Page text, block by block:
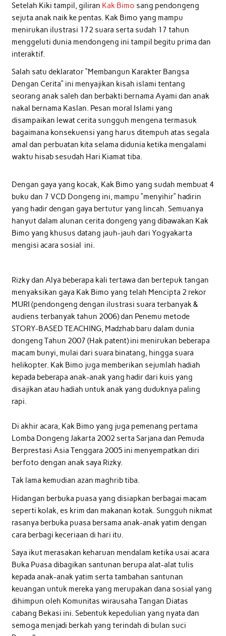
Setelah Kiki tampil, giliran Kak Bimo sang pendongeng
sejuta anak naik ke pentas. Kak Bimo yang mampu
menirukan ilustrasi 172 suara serta sudah 17 tahun
menggeluti dunia mendongeng ini tampil begitu prima dan
interaktif.
Salah satu deklarator “Membangun Karakter Bangsa
Dengan Cerita” ini menyajikan kisah islami tentang
seorang anak saleh dan berbakti bernama Ayami dan anak
nakal bernama Kaslan. Pesan moral Islami yang
disampaikan lewat cerita sungguh mengena termasuk
bagaimana konsekuensi yang harus ditempuh atas segala
amal dan perbuatan kita selama didunia ketika mengalami
waktu hisab sesudah Hari Kiamat tiba.
Dengan gaya yang kocak, Kak Bimo yang sudah membuat 4
buku dan 7 VCD Dongeng ini, mampu “menyihir” hadirin
yang hadir dengan gaya bertutur yang lincah. Semuanya
hanyut dalam alunan cerita dongeng yang dibawakan Kak
Bimo yang khusus datang jauh-jauh dari Yogyakarta
mengisi acara sosial ini.
Rizky dan Alya beberapa kali tertawa dan bertepuk tangan
menyaksikan gaya Kak Bimo yang telah Mencipta 2 rekor
MURI (pendongeng dengan ilustrasi suara terbanyak &
audiens terbanyak tahun 2006) dan Penemu metode
STORY-BASED TEACHING, Madzhab baru dalam dunia
dongeng Tahun 2007 (Hak patent) ini menirukan beberapa
macam bunyi, mulai dari suara binatang, hingga suara
helikopter. Kak Bimo juga memberikan sejumlah hadiah
kepada beberapa anak-anak yang hadir dari kuis yang
disajikan atau hadiah untuk anak yang duduknya paling
rapi.
Di akhir acara, Kak Bimo yang juga pemenang pertama
Lomba Dongeng Jakarta 2002 serta Sarjana dan Pemuda
Berprestasi Asia Tenggara 2005 ini menyempatkan diri
berfoto dengan anak saya Rizky.
Tak lama kemudian azan maghrib tiba.
Hidangan berbuka puasa yang disiapkan berbagai macam
seperti kolak, es krim dan makanan kotak. Sungguh nikmat
rasanya berbuka puasa bersama anak-anak yatim dengan
cara berbagi keceriaan di hari itu.
Saya ikut merasakan keharuan mendalam ketika usai acara
Buka Puasa dibagikan santunan berupa alat-alat tulis
kepada anak-anak yatim serta tambahan santunan
keuangan untuk mereka yang merupakan dana sosial yang
dihimpun oleh Komunitas wirausaha Tangan Diatas
cabang Bekasi ini. Sebentuk kepedulian yang nyata dan
semoga menjadi berkah yang terindah di bulan suci